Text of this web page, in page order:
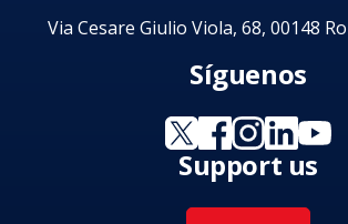
Via Cesare Giulio Viola, 68, 00148
Síguenos
Support us